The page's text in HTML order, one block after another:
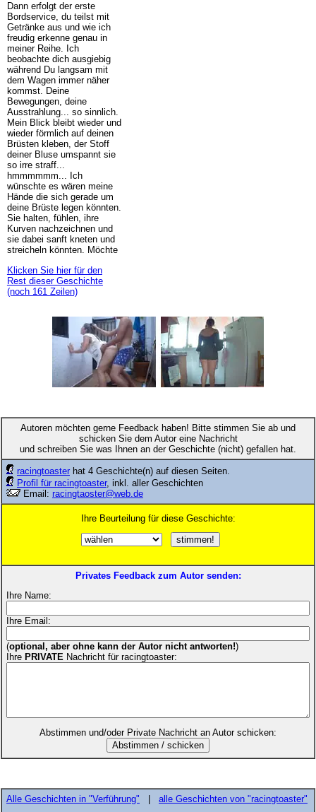
Dann erfolgt der erste
Bordservice, du teilst mit
Getränke aus und wie ich
freudig erkenne genau in
meiner Reihe. Ich
beobachte dich ausgiebig
während Du langsam mit
dem Wagen immer näher
kommst. Deine
Bewegungen, deine
Ausstrahlung... so sinnlich.
Mein Blick bleibt wieder und
wieder förmlich auf deinen
Brüsten kleben, der Stoff
deiner Bluse umspannt sie
so irre straff...
hmmmmmm... Ich
wünschte es wären meine
Hände die sich gerade um
deine Brüste legen könnten.
Sie halten, fühlen, ihre
Kurven nachzeichnen und
sie dabei sanft kneten und
streicheln könnten. Möchte
Klicken Sie hier für den
Rest dieser Geschichte
(noch 161 Zeilen)
Autoren möchten gerne Feedback haben! Bitte stimmen Sie ab und
schicken Sie dem Autor eine Nachricht
und schreiben Sie was Ihnen an der Geschichte (nicht) gefallen hat.
racingtoaster hat 4 Geschichte(n) auf diesen Seiten.
Profil für racingtoaster, inkl. aller Geschichten
Email: racingtaoster@web.de
Ihre Beurteilung für diese Geschichte:
Privates Feedback zum Autor senden:
Ihre Name:
Ihre Email:
(optional, aber ohne kann der Autor nicht antworten!)
Ihre PRIVATE Nachricht für racingtoaster:
Abstimmen und/oder Private Nachricht an Autor schicken:
Alle Geschichten in "Verführung" alle Geschichten von "racingtoaster"